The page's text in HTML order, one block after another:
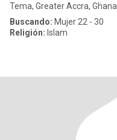
Tema, Greater Accra, Ghana
Buscando: Mujer 22 - 30
Religión: Islam